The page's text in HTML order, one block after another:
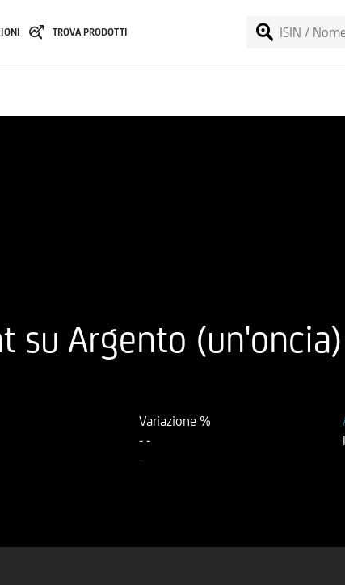
TROVA PRODOTTI
su Argento (un'oncia)
Variazione %
--
-